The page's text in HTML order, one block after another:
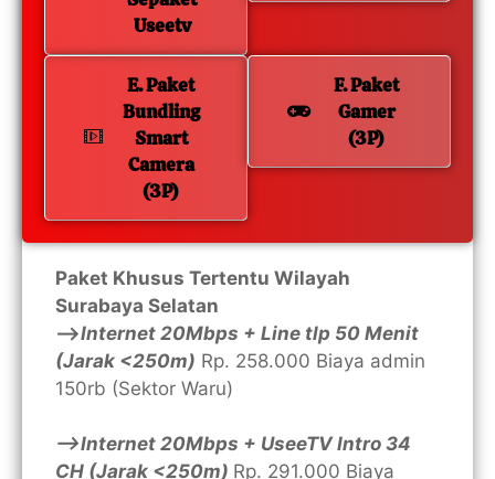
Useetv
E. Paket
Bundling
Smart
Camera
(3P)
F. Paket
Gamer
(3P)
Paket Khusus Tertentu Wilayah
Surabaya Selatan
—>Internet 20Mbps + Line tlp 50 Menit
(Jarak <250m) Rp. 258.000 Biaya admin
150rb (Sektor Waru)
—>Internet 20Mbps + UseeTV Intro 34
CH (Jarak <250m) Rp. 291.000 Biaya